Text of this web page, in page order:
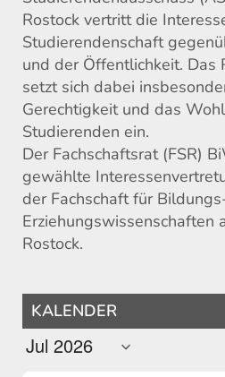
Rostock vertritt die
Studierendenschaft
und der Öffentlichkeit. Das
setzt sich dabei
Gerechtigkeit und das
Studierenden ein.
Der Fachschaftsrat (FSR)
gewählte
der Fachschaft für
Erziehungswissenschaften
Rostock.
KALENDER